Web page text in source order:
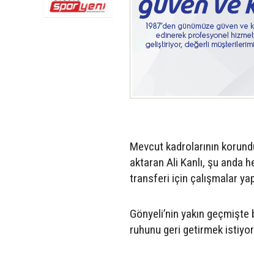
Mevcut kadrolarının
aktaran Ali Kanlı, şu anda
transferi için çalışmalar
Gönyeli’nin yakın
ruhunu geri getirmek